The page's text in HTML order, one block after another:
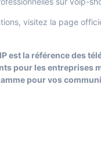
visitez la page
est la référence des
pour les entreprises
pour vos